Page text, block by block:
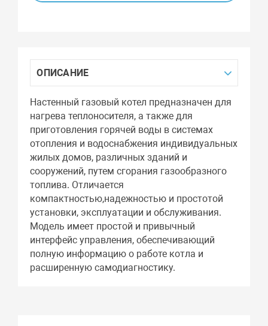
ОПИСАНИЕ
Настенный газовый котел предназначен для
нагрева теплоносителя, а также для
приготовления горячей воды в системах
отопления и водоснабжения индивидуальных
жилых домов, различных зданий и
сооружений, путем сгорания газообразного
топлива. Отличается
компактностью,надежностью и простотой
установки, эксплуатации и обслуживания.
Модель имеет простой и привычный
интерфейс управления, обеспечивающий
полную информацию о работе котла и
расширенную самодиагностику.